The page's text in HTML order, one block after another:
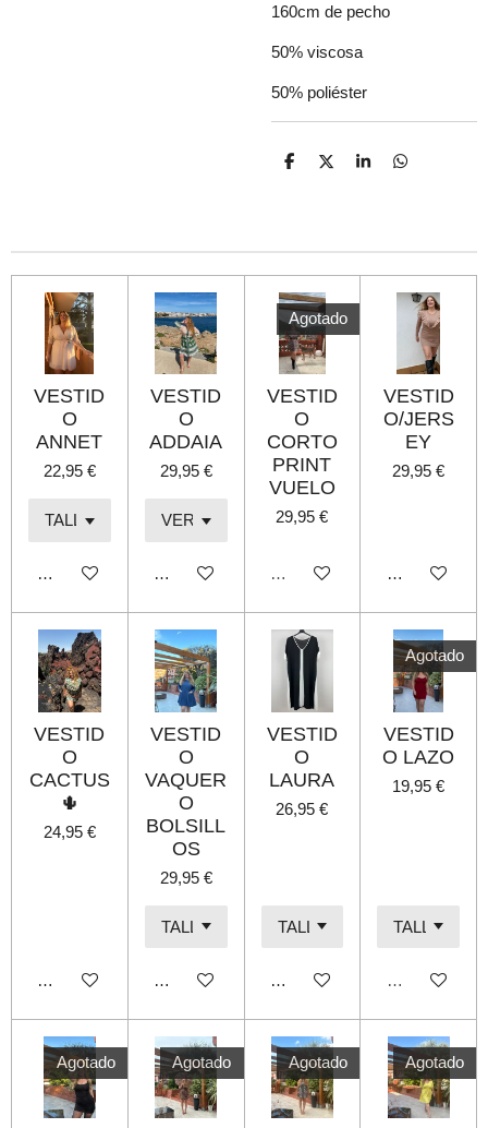
160cm de pecho
50% viscosa
50% poliéster
C
r
r
C
r
r
C
r
C
r
r
VESTID
O
ANNET
22,95 €
Añadir al carrito
VESTID
O
ADDAIA
29,95 €
Añadir al carrito
Agotado
VESTID
O
CORTO
PRINT
VUELO
29,95 €
Agotado
VESTID
O/JERS
EY
29,95 €
Añadir al
VESTID
O
CACTUS
🌵
24,95 €
Añadir al carrito
VESTID
O
VAQUER
O
BOLSILL
OS
29,95 €
Añadir al carrito
VESTID
O
LAURA
26,95 €
Añadir al carrito
Agotado
VESTID
O LAZO
19,95 €
Agotado
Agotado Agotado Agotado Agotado